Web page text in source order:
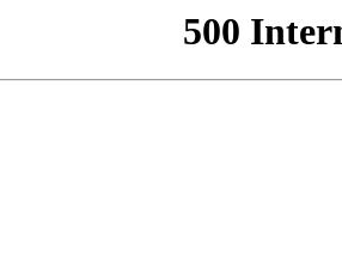
500